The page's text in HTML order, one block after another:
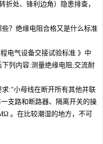
折处、锋利边角）隐患排查，
？绝缘电阻合格又是什么标准
电气设备交接试验标准 》中
列内容:测量绝缘电阻;交流耐
:“小母线在断开所有其他并联
支路和断路器、隔离开关的操
。在比较潮湿的地方，不可